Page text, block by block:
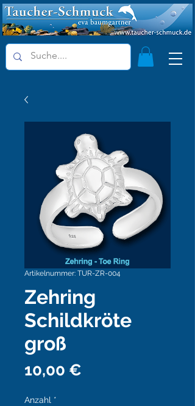
Artikelnummer: TUR-ZR-004
Zehring
Schildkröte
groß
10,00 €
Anzahl *